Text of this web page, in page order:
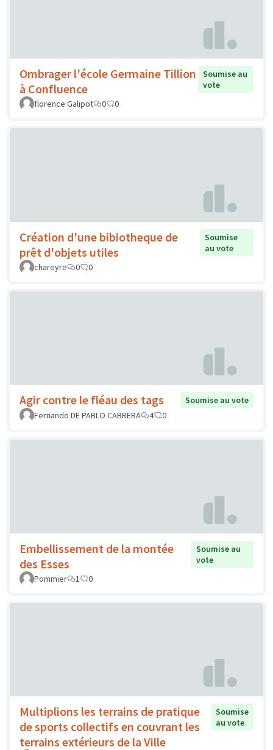
Ombrager l'école Germaine Tillion
à Confluence
Soumise au
vote
florence Galipot
0 0
Création d'une bibiotheque de
prêt d'objets utiles
Soumise
au vote
chareyre
0 0
Agir contre le fléau des tags
Soumise au vote
Fernando DE PABLO CABRERA
4 0
Embellissement de la montée
des Esses
Soumise au
vote
Pommier
1 0
Multiplions les terrains de pratique
de sports collectifs en couvrant les
terrains extérieurs de la Ville
Soumise
au vote